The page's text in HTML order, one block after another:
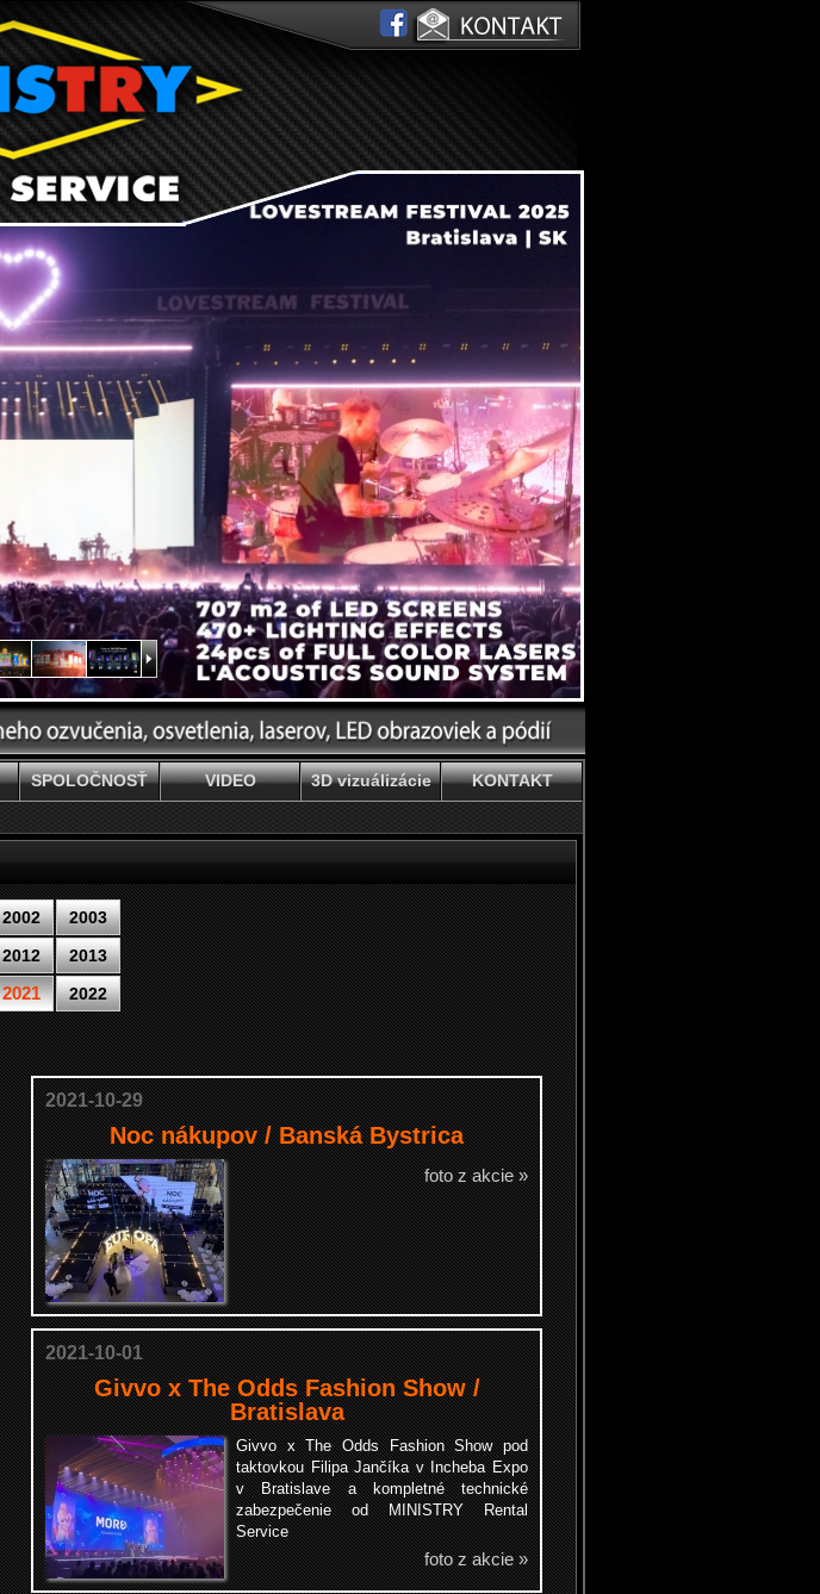
SPOLOČNOSŤ VIDEO 3D vizuálizácie KONTAKT
2002
2003
2012
2013
2021
2022
2021-10-29
Noc nákupov / Banská Bystrica
foto z akcie »
2021-10-01
Givvo x The Odds Fashion Show /
Bratislava
Givvo x The Odds Fashion Show pod
taktovkou Filipa Jančíka v Incheba Expo
v Bratislavea kompletné technické
zabezpečenie od MINISTRY Rental
Service
foto z akcie »